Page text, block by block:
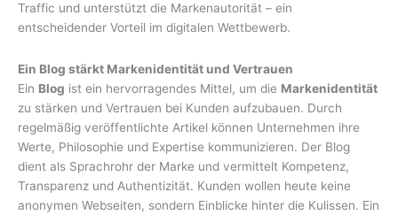
Traffic und unterstützt die Markenautorität – ein
entscheidender Vorteil im digitalen Wettbewerb.
Ein Blog stärkt Markenidentität und Vertrauen
Ein Blog ist ein hervorragendes Mittel, um die Markenidentität
zu stärken und Vertrauen bei Kunden aufzubauen. Durch
regelmäßig veröffentlichte Artikel können Unternehmen ihre
Werte, Philosophie und Expertise kommunizieren. Der Blog
dient als Sprachrohr der Marke und vermittelt Kompetenz,
Transparenz und Authentizität. Kunden wollen heute keine
anonymen Webseiten, sondern Einblicke hinter die Kulissen. Ein